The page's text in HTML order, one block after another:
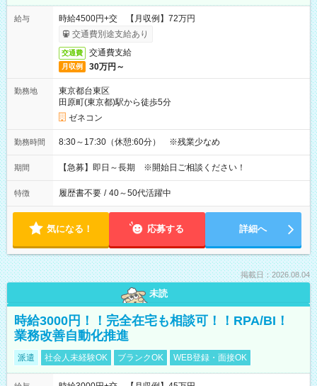
給与
時給4500円+交 【月収例】72万円
交通費別途支給あり
交通費 交通費支給
月収例 30万円～
勤務地
東京都台東区
田原町(東京都)駅から徒歩5分
ゼネコン
勤務時間 8:30～17:30（休憩:60分） ※残業少なめ
期間 【急募】即日～長期 ※開始日ご相談ください！
特徴 履歴書不要 / 40～50代活躍中
気になる！ 応募する 詳細へ
掲載日：2026.08.04
未読
時給3000円！！完全在宅も相談可！！RPA/BI！
業務改善自動化推進
派遣 社会人未経験OK ブランクOK WEB登録・面接OK